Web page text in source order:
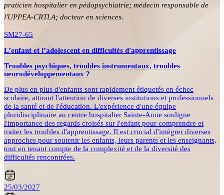
praticien hospitalier en pédopsychiatrie; médecin responsable de
l'UPPEA-CRTLA; docteur en sciences.
SM27-65
L’enfant et l’adolescent en difficultés d'apprentissage
Troubles psychiques, troubles instrumentaux, troubles
neurodéveloppementaux ?
De plus en plus d'enfants sont rapidement étiquetés en échec
scolaire, attirant l'attention de diverses institutions et professionnels
de la santé et de l'éducation. L'expérience d'une équipe
pluridisciplinaire au centre hospitalier Sainte-Anne souligne
l'importance des regards croisés sur l'enfant pour comprendre et
traiter les troubles d'apprentissage. Il est crucial d'intégrer diverses
approches pour soutenir les enfants, leurs parents et les enseignants,
tout en tenant compte de la complexité et de la diversité des
difficultés rencontrées.
25/03/2027